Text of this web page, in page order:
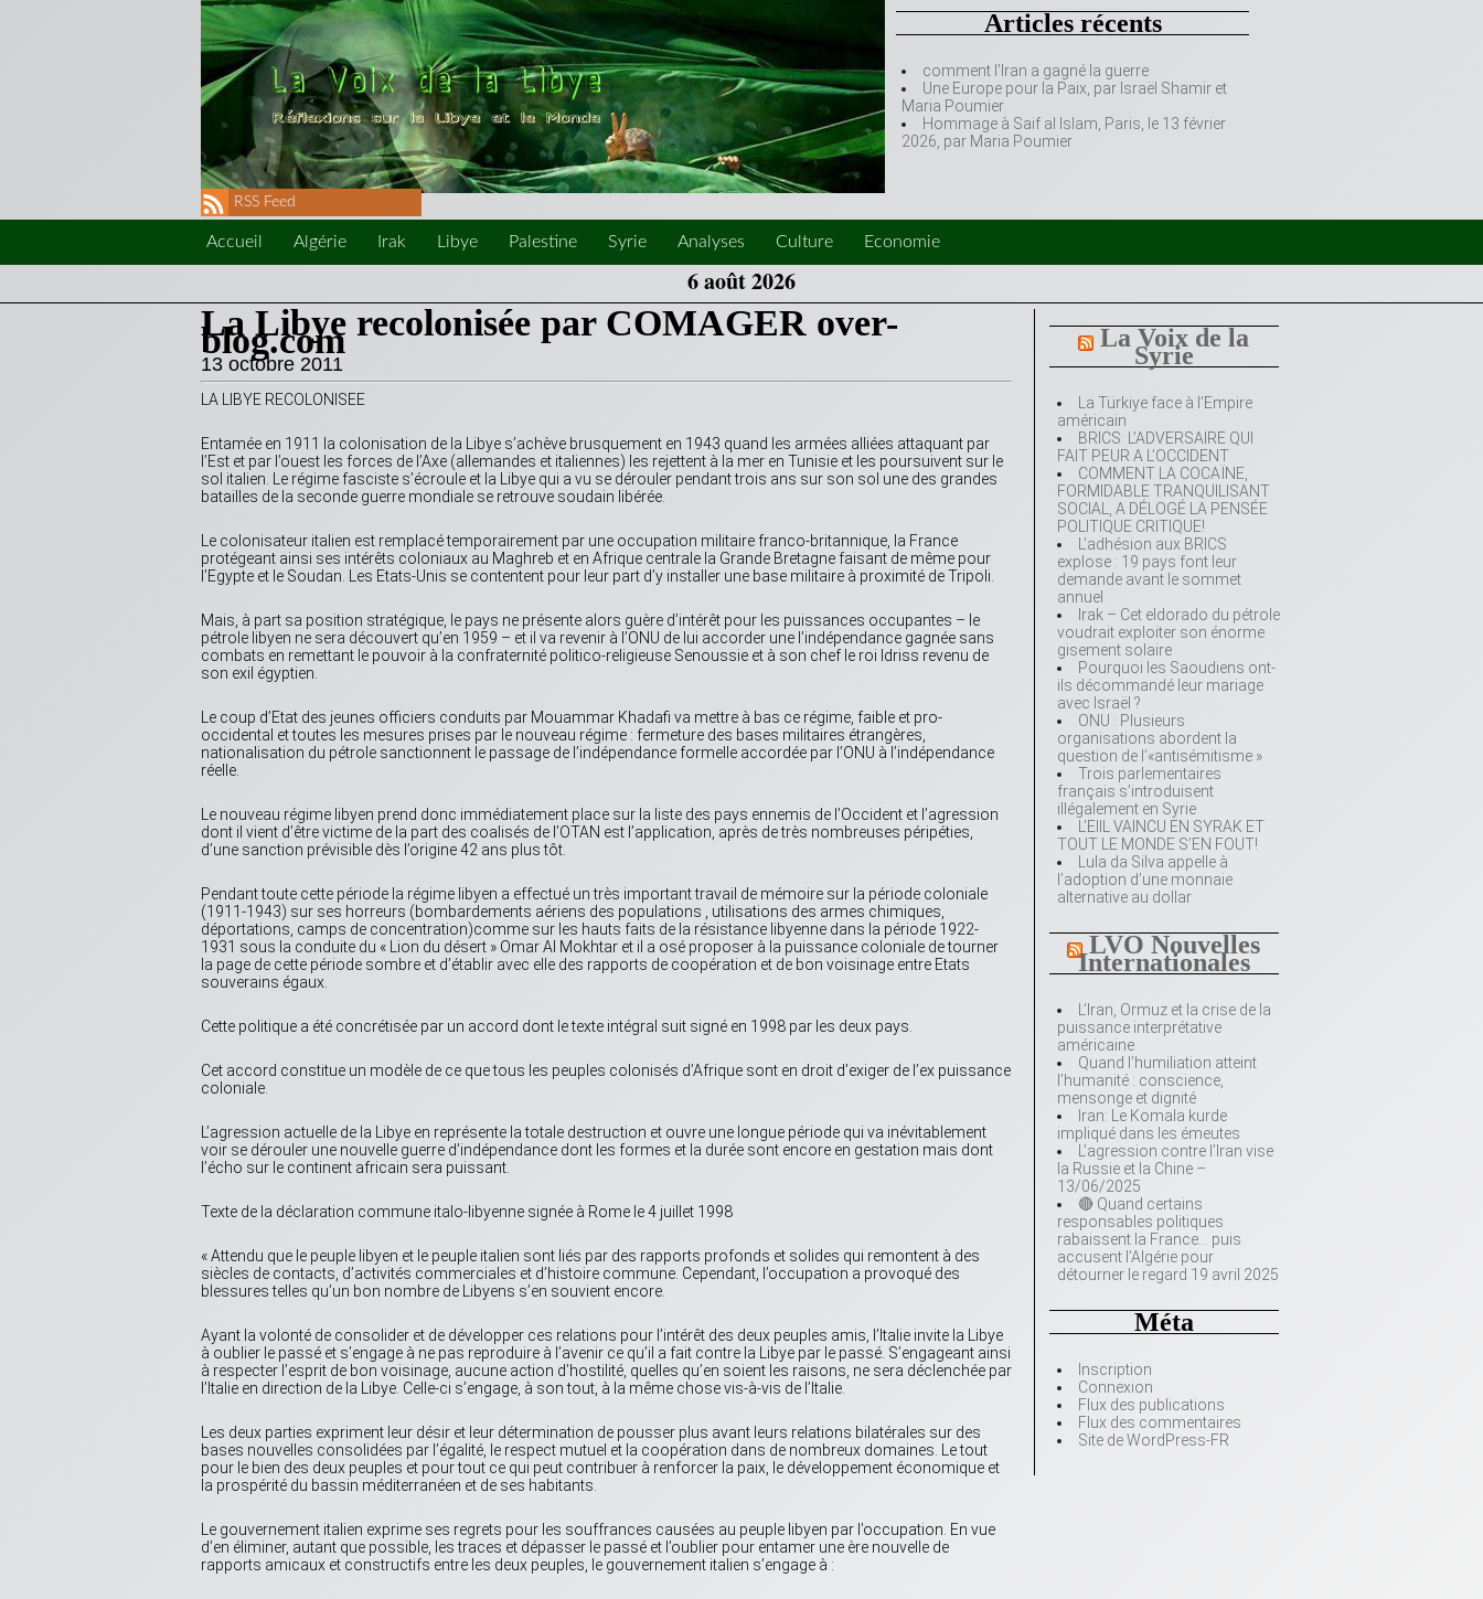
Articles récents
comment l’Iran a gagné la guerre
Une Europe pour la Paix, par Israël Shamir et
Maria Poumier
Hommage à Saif al Islam, Paris, le 13 février
2026, par Maria Poumier
RSS Feed
Accueil Algérie Irak Libye Palestine Syrie Analyses Culture Economie
6 août 2026
La Voix de la
Syrie
La Türkiye face à l’Empire
américain
BRICS: L’ADVERSAIRE QUI
FAIT PEUR A L’OCCIDENT
COMMENT LA COCAÏNE,
FORMIDABLE TRANQUILISANT
SOCIAL, A DÉLOGÉ LA PENSÉE
POLITIQUE CRITIQUE!
L’adhésion aux BRICS
explose : 19 pays font leur
demande avant le sommet
annuel
Irak – Cet eldorado du pétrole
voudrait exploiter son énorme
gisement solaire
Pourquoi les Saoudiens ont-
ils décommandé leur mariage
avec Israël ?
ONU : Plusieurs
organisations abordent la
question de l’«antisémitisme »
Trois parlementaires
français s’introduisent
illégalement en Syrie
L’EIIL VAINCU EN SYRAK ET
TOUT LE MONDE S’EN FOUT!
Lula da Silva appelle à
l’adoption d’une monnaie
alternative au dollar
LVO Nouvelles
Internationales
L’Iran, Ormuz et la crise de la
puissance interprétative
américaine
Quand l’humiliation atteint
l’humanité : conscience,
mensonge et dignité
Iran: Le Komala kurde
impliqué dans les émeutes
L’agression contre l’Iran vise
la Russie et la Chine –
13/06/2025
🔴 Quand certains
responsables politiques
rabaissent la France… puis
accusent l’Algérie pour
détourner le regard 19 avril 2025
Méta
Inscription
Connexion
Flux des publications
Flux des commentaires
Site de WordPress-FR
La Libye recolonisée par COMAGER over-
blog.com
13 octobre 2011
LA LIBYE RECOLONISEE
Entamée en 1911 la colonisation de la Libye s’achève brusquement en 1943 quand les armées alliées attaquant par
l’Est et par l’ouest les forces de l’Axe (allemandes et italiennes) les rejettent à la mer en Tunisie et les poursuivent sur le
sol italien. Le régime fasciste s’écroule et la Libye qui a vu se dérouler pendant trois ans sur son sol une des grandes
batailles de la seconde guerre mondiale se retrouve soudain libérée.
Le colonisateur italien est remplacé temporairement par une occupation militaire franco-britannique, la France
protégeant ainsi ses intérêts coloniaux au Maghreb et en Afrique centrale la Grande Bretagne faisant de même pour
l’Egypte et le Soudan. Les Etats-Unis se contentent pour leur part d’y installer une base militaire à proximité de Tripoli.
Mais, à part sa position stratégique, le pays ne présente alors guère d’intérêt pour les puissances occupantes – le
pétrole libyen ne sera découvert qu’en 1959 – et il va revenir à l’ONU de lui accorder une l’indépendance gagnée sans
combats en remettant le pouvoir à la confraternité politico-religieuse Senoussie et à son chef le roi Idriss revenu de
son exil égyptien.
Le coup d’Etat des jeunes officiers conduits par Mouammar Khadafi va mettre à bas ce régime, faible et pro-
occidental et toutes les mesures prises par le nouveau régime : fermeture des bases militaires étrangères,
nationalisation du pétrole sanctionnent le passage de l’indépendance formelle accordée par l’ONU à l’indépendance
réelle.
Le nouveau régime libyen prend donc immédiatement place sur la liste des pays ennemis de l’Occident et l’agression
dont il vient d’être victime de la part des coalisés de l’OTAN est l’application, après de très nombreuses péripéties,
d’une sanction prévisible dès l’origine 42 ans plus tôt.
Pendant toute cette période la régime libyen a effectué un très important travail de mémoire sur la période coloniale
(1911-1943) sur ses horreurs (bombardements aériens des populations , utilisations des armes chimiques,
déportations, camps de concentration)comme sur les hauts faits de la résistance libyenne dans la période 1922-
1931 sous la conduite du « Lion du désert » Omar Al Mokhtar et il a osé proposer à la puissance coloniale de tourner
la page de cette période sombre et d’établir avec elle des rapports de coopération et de bon voisinage entre Etats
souverains égaux.
Cette politique a été concrétisée par un accord dont le texte intégral suit signé en 1998 par les deux pays.
Cet accord constitue un modèle de ce que tous les peuples colonisés d’Afrique sont en droit d’exiger de l’ex puissance
coloniale.
L’agression actuelle de la Libye en représente la totale destruction et ouvre une longue période qui va inévitablement
voir se dérouler une nouvelle guerre d’indépendance dont les formes et la durée sont encore en gestation mais dont
l’écho sur le continent africain sera puissant.
Texte de la déclaration commune italo-libyenne signée à Rome le 4 juillet 1998
« Attendu que le peuple libyen et le peuple italien sont liés par des rapports profonds et solides qui remontent à des
siècles de contacts, d’activités commerciales et d’histoire commune. Cependant, l’occupation a provoqué des
blessures telles qu’un bon nombre de Libyens s’en souvient encore.
Ayant la volonté de consolider et de développer ces relations pour l’intérêt des deux peuples amis, l’Italie invite la Libye
à oublier le passé et s’engage à ne pas reproduire à l’avenir ce qu’il a fait contre la Libye par le passé. S’engageant ainsi
à respecter l’esprit de bon voisinage, aucune action d’hostilité, quelles qu’en soient les raisons, ne sera déclenchée par
l’Italie en direction de la Libye. Celle-ci s’engage, à son tout, à la même chose vis-à-vis de l’Italie.
Les deux parties expriment leur désir et leur détermination de pousser plus avant leurs relations bilatérales sur des
bases nouvelles consolidées par l’égalité, le respect mutuel et la coopération dans de nombreux domaines. Le tout
pour le bien des deux peuples et pour tout ce qui peut contribuer à renforcer la paix, le développement économique et
la prospérité du bassin méditerranéen et de ses habitants.
Le gouvernement italien exprime ses regrets pour les souffrances causées au peuple libyen par l’occupation. En vue
d’en éliminer, autant que possible, les traces et dépasser le passé et l’oublier pour entamer une ère nouvelle de
rapports amicaux et constructifs entre les deux peuples, le gouvernement italien s’engage à :